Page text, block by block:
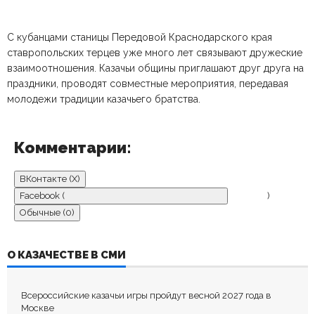
С кубанцами станицы Передовой Краснодарского края
ставропольских терцев уже много лет связывают дружеские
взаимоотношения. Казачьи общины приглашают друг друга на
праздники, проводят совместные мероприятия, передавая
молодежи традиции казачьего братства.
Комментарии:
ВКонтакте (X)
Facebook (
)
Обычные (0)
Пока нет комментариев.
Оставьте первый комментарий.
О КАЗАЧЕСТВЕ В СМИ
Всероссийские казачьи игры пройдут весной 2027 года в
Москве